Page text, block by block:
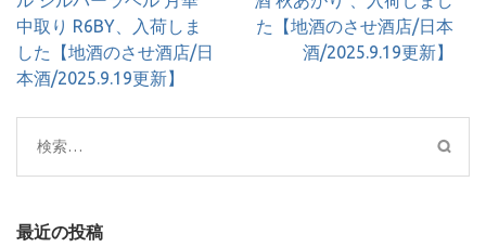
ナ
ビ
ゲ
ョ
ン
中取り R6BY、入荷しま
した【地酒のさせ酒店/日
本酒/2025.9.19更新】
た【地酒のさせ酒店/日本
酒/2025.9.19更新】
検
索:
最近の投稿